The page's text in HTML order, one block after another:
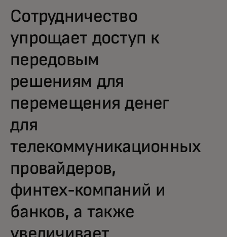
Сотрудничество
упрощает доступ к
передовым
решениям для
перемещения денег
для
телекоммуникационных
провайдеров,
финтех-компаний и
банков, а также